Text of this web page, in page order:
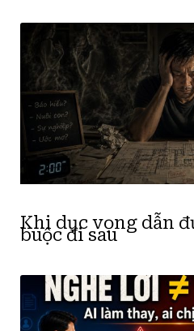
Khi dục vọng dẫn
buộc đi sau